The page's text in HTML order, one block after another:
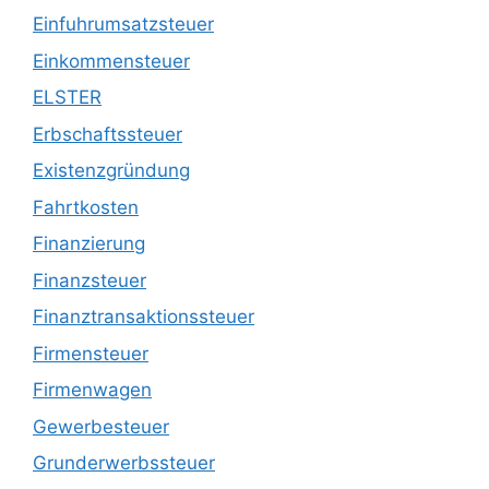
Einfuhrumsatzsteuer
Einkommensteuer
ELSTER
Erbschaftssteuer
Existenzgründung
Fahrtkosten
Finanzierung
Finanzsteuer
Finanztransaktionssteuer
Firmensteuer
Firmenwagen
Gewerbesteuer
Grunderwerbssteuer